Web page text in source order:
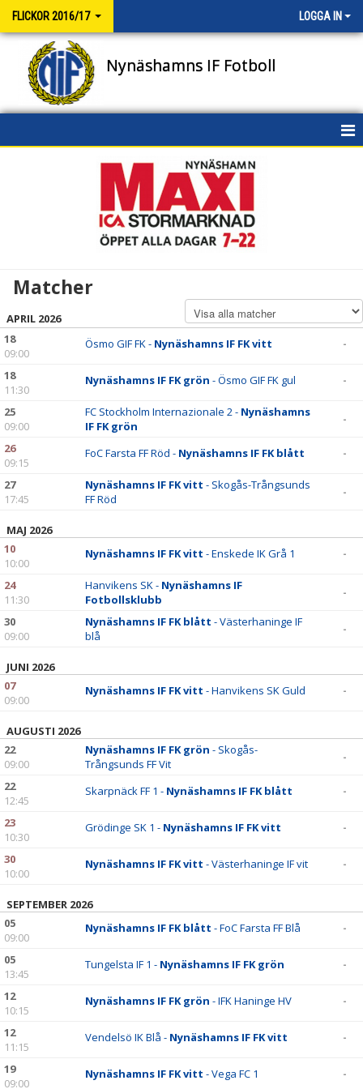
FLICKOR 2016/17 LOGGA IN
Nynäshamns IF Fotboll
BILDGALLERI
DOKUMENT
KONTAKT
Matcher
APRIL 2026
18
09:00
Ösmo GIF FK - Nynäshamns IF FK vitt -
18
11:30
Nynäshamns IF FK grön - Ösmo GIF FK gul -
25
09:00
FC Stockholm Internazionale 2 - Nynäshamns
IF FK grön
-
26
09:15
FoC Farsta FF Röd - Nynäshamns IF FK blått -
27
17:45
Nynäshamns IF FK vitt - Skogås-Trångsunds
FF Röd
-
MAJ 2026
10
10:00
Nynäshamns IF FK vitt - Enskede IK Grå 1 -
24
11:30
Hanvikens SK - Nynäshamns IF
Fotbollsklubb
-
30
09:00
Nynäshamns IF FK blått - Västerhaninge IF
blå
-
JUNI 2026
07
09:00
Nynäshamns IF FK vitt - Hanvikens SK Guld -
AUGUSTI 2026
22
09:00
Nynäshamns IF FK grön - Skogås-
Trångsunds FF Vit
-
22
12:45
Skarpnäck FF 1 - Nynäshamns IF FK blått -
23
10:30
Grödinge SK 1 - Nynäshamns IF FK vitt -
30
10:00
Nynäshamns IF FK vitt - Västerhaninge IF vit -
SEPTEMBER 2026
05
09:00
Nynäshamns IF FK blått - FoC Farsta FF Blå -
05
13:45
Tungelsta IF 1 - Nynäshamns IF FK grön -
12
10:15
Nynäshamns IF FK grön - IFK Haninge HV -
12
11:15
Vendelsö IK Blå - Nynäshamns IF FK vitt -
19
09:00
Nynäshamns IF FK vitt - Vega FC 1 -